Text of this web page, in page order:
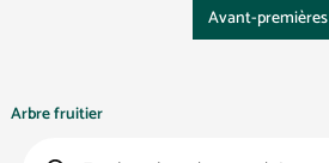
Avant-premières
Arbre fruitier